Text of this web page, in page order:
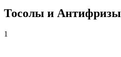
Тосолы и Антифризы
1